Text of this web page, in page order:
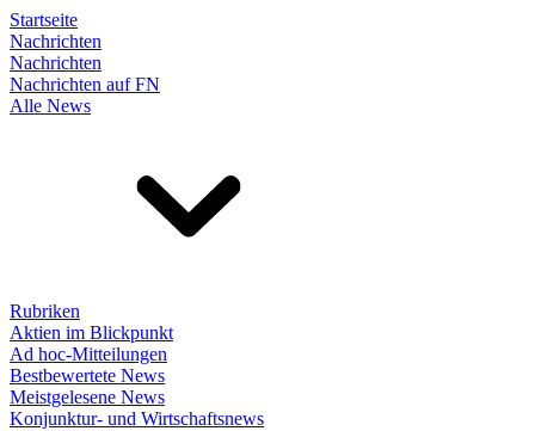
Startseite
Nachrichten
Nachrichten
Nachrichten auf FN
Alle News
Rubriken
Aktien im Blickpunkt
Ad hoc-Mitteilungen
Bestbewertete News
Meistgelesene News
Konjunktur- und Wirtschaftsnews